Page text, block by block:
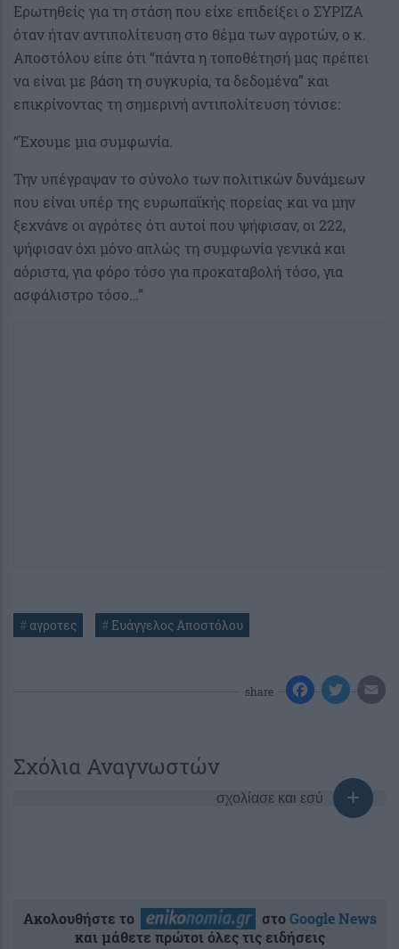
Ερωτηθείς για τη στάση που είχε επιδείξει ο ΣΥΡΙΖΑ
όταν ήταν αντιπολίτευση στο θέμα των αγροτών, ο κ.
Αποστόλου είπε ότι “πάντα η τοποθέτησή μας πρέπει
να είναι με βάση τη συγκυρία, τα δεδομένα” και
επικρίνοντας τη σημερινή αντιπολίτευση τόνισε:
“Έχουμε μια συμφωνία.
Την υπέγραψαν το σύνολο των πολιτικών δυνάμεων
που είναι υπέρ της ευρωπαϊκής πορείας και να μην
ξεχνάνε οι αγρότες ότι αυτοί που ψήφισαν, οι 222,
ψήφισαν όχι μόνο απλώς τη συμφωνία γενικά και
αόριστα, για φόρο τόσο για προκαταβολή τόσο, για
ασφάλιστρο τόσο…”
# αγροτες #Ευάγγελος Αποστόλου
share
Σχόλια Αναγνωστών
σχολίασε και εσύ
Ακολουθήστε το στοGoogle News
και μάθετε πρώτοι όλες τις ειδήσεις